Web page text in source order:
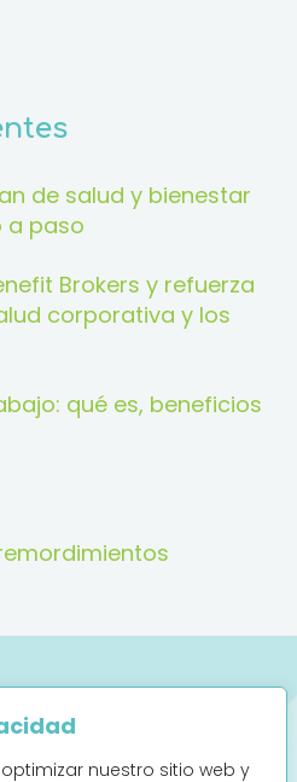
nuestro sitio web y
de salud y bienestar
a paso
Brokers y refuerza
corporativa y los
qué es, beneficios